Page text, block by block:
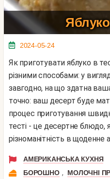
Яблуко
2024-05-24
Як приготувати яблуко в тесті? Можна зробити це
різними способами: у
завгодно, на що здатна
точно: ваш десерт буде
процес приготування
тесті - це десертне блюдо,
різноманітність в щоденне
АМЕРИКАНСЬКА КУХНЯ
БОРОШНО , МОЛОЧНІ